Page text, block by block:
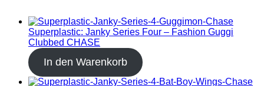
Superplastic: Janky Series Four – Fashion Guggi
Clubbed CHASE
In den Warenkorb